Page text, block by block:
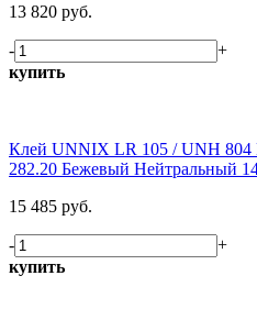
13 820 руб.
-
+
купить
Клей UNNIX LR 105 / UNH 804
282.20 Бежевый Нейтральный
15 485 руб.
-
+
купить